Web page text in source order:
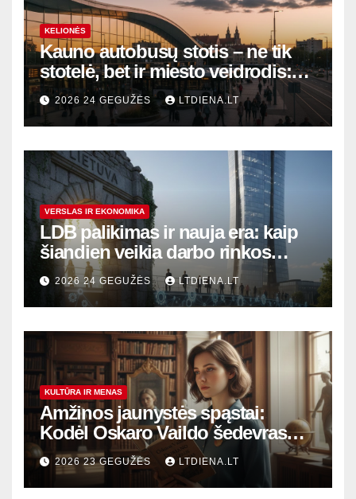
KELIONĖS
Kauno autobusų stotis – ne tik
stotelė, bet ir miesto veidrodis:
modernūs vartai į laikinąją
sostinę
2026 24 GEGUŽĖS LTDIENA.LT
VERSLAS IR EKONOMIKA
LDB palikimas ir nauja era: kaip
šiandien veikia darbo rinkos
variklis Lietuvoje?
2026 24 GEGUŽĖS LTDIENA.LT
KULTŪRA IR MENAS
Amžinos jaunystės spąstai:
Kodėl Oskaro Vaildo šedevras
šiandien aktualesnis nei bet
kada?
2026 23 GEGUŽĖS LTDIENA.LT